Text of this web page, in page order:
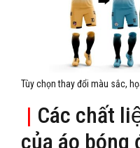
Tùy chọn thay đổi màu sắc,
| Các chất
của áo bóng